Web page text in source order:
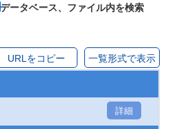
データベース、ファイル内を検索
URLをコピー 一覧形式で表示
詳細